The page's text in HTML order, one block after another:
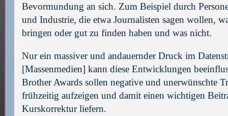
Bevormundung an sich. Zum Beispiel durch
und Industrie, die etwa Journalisten sagen wollen,
bringen oder gut zu finden haben und was nicht.
Nur ein massiver und andauernder Druck im
[Massenmedien] kann diese Entwicklungen
Brother Awards sollen negative und unerwünschte
frühzeitig aufzeigen und damit einen wichtigen
Kurskorrektur liefern.